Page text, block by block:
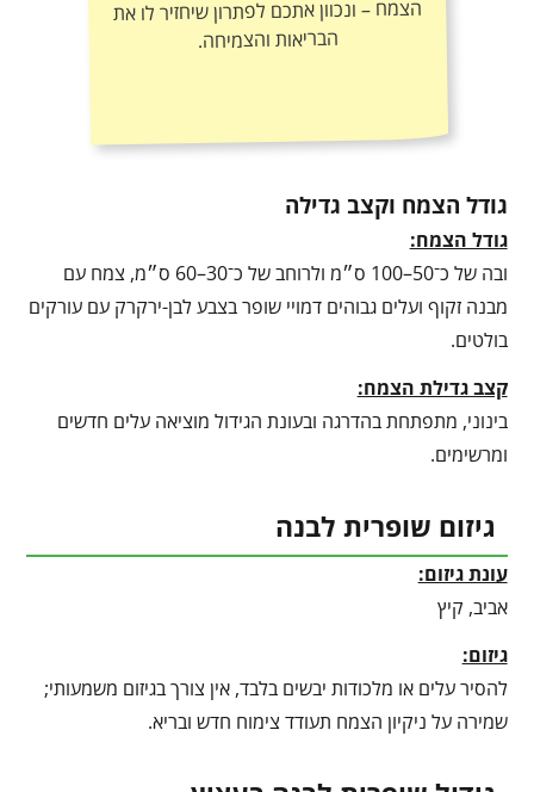
הבריאות והצמיחה.
גודל הצמח וקצב גדילה
גודל הצמח:
ובה של כ־50–100 ס״מ ולרוחב של כ־30–60 ס״מ, צמח עם
מבנה זקוף ועלים גבוהים דמויי שופר בצבע לבן-ירקרק עם עורקים
בולטים.
קצב גדילת הצמח:
בינוני, מתפתחת בהדרגה ובעונת הגידול מוציאה עלים חדשים
ומרשימים.
גיזום שופרית לבנה
עונת גיזום:
אביב, קיץ
גיזום:
להסיר עלים או מלכודות יבשים בלבד, אין צורך בגיזום משמעותי;
שמירה על ניקיון הצמח תעודד צימוח חדש ובריא.